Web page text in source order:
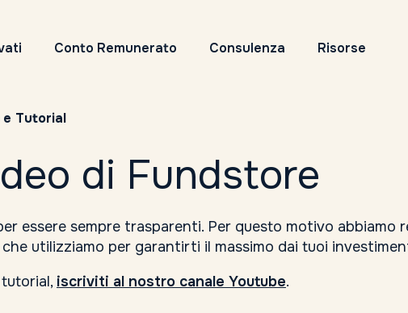
Conto Remunerato Consulenza Risorse
e Tutorial
di Fundstore
essere sempre trasparenti. Per questo motivo abbiamo
utilizziamo per garantirti il massimo dai tuoi
iscriviti al nostro canale Youtube.